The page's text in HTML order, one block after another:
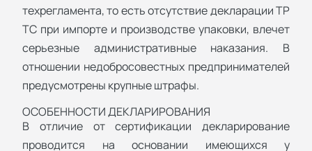
техрегламента, то есть отсутствие декларации ТР
ТС при импорте и производстве упаковки, влечет
серьезные административные наказания. В
отношении недобросовестных предпринимателей
предусмотрены крупные штрафы.
ОСОБЕННОСТИ ДЕКЛАРИРОВАНИЯ
В отличие от сертификации декларирование
проводится на основании имеющихся у